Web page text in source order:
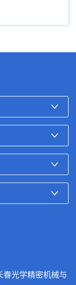
春光学精密机械与